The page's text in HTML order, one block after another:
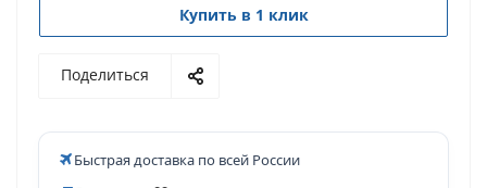
Купить в 1 клик
Поделиться
Быстрая доставка по всей России